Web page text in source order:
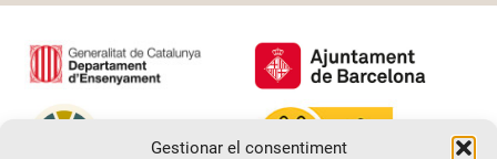
Gestionar el consentiment